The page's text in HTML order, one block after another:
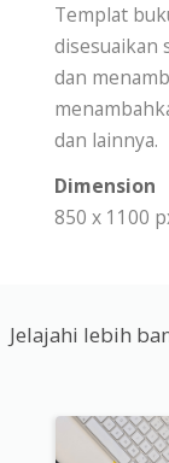
Templat
disesuaikan
dan
dan lainnya.
Dimension
850 x 1100
Jelajahi lebih